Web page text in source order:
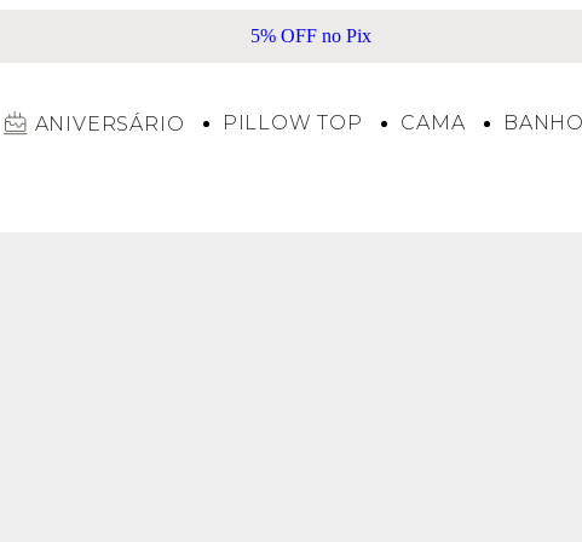
5% OFF no Pix
ANIVERSÁRIO PILLOW TOP CAMA BANHO